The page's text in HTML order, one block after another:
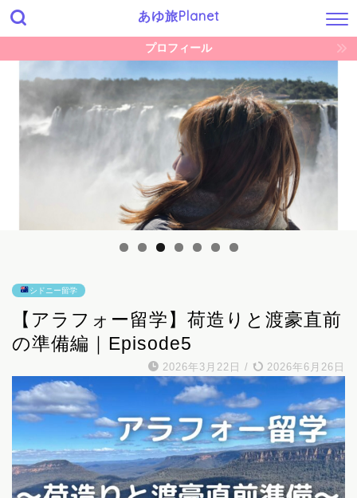
あゆ旅Planet
プロフィール
シドニー留学
【アラフォー留学】荷造りと渡豪直前
の準備編｜Episode5
2026年3月22日 / 2026年6月26日